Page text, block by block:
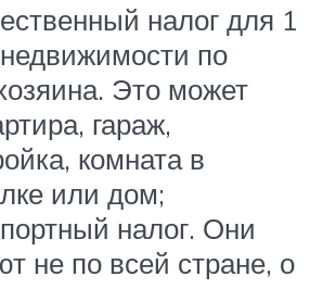
налог для 1
по
Это может
гараж,
комната в
или дом;
налог. Они
не по всей стране, о